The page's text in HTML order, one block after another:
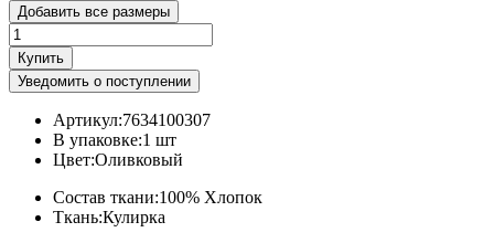
Добавить все размеры
Купить
Уведомить о поступлении
Артикул:7634100307
В упаковке:1 шт
Цвет:Оливковый
Состав ткани:100% Хлопок
Ткань:Кулирка